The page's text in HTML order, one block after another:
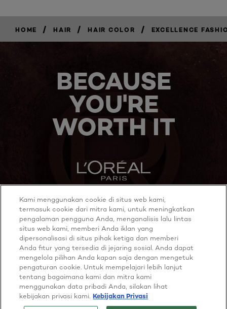
HOME / HAIR / HAIR COLOR / EXCELLENCE
BECAUSE
YOU'RE
WORTH IT
MORE TO EXPLORE
Youtube
Twitter
Privacy policy
Kami menggunakan cookie di situs web kami,
termasuk cookie dari mitra kami, untuk meningkatkan
pengalaman pengguna Anda, menganalisis lalu lintas
situs web kami, memberi Anda iklan yang
dipersonalisasi di situs pihak ketiga dan memberi
Anda fitur yang tersedia di jejaring sosial. Anda dapat
mengelola pilihan Anda kapan saja dengan mengetuk
pengaturan cookie. Untuk mempelajari lebih lanjut
tentang bagaimana kami dan mitra kami
menggunakan data pribadi Anda, silakan lihat
kebijakan privasi kami. Kebijakan Privasi